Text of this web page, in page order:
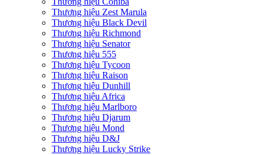
Thương hiệu Zest Marula
Thương hiệu Black Devil
Thương hiệu Richmond
Thương hiệu Senator
Thương hiệu 555
Thương hiệu Tycoon
Thương hiệu Raison
Thương hiệu Dunhill
Thương hiệu Africa
Thương hiệu Marlboro
Thương hiệu Djarum
Thương hiệu Mond
Thương hiệu D&J
Thương hiệu Lucky Strike